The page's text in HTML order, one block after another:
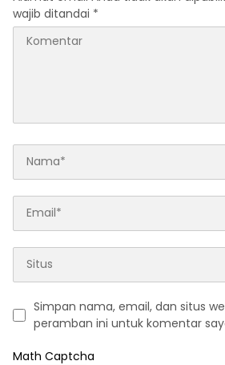
wajib ditandai *
Simpan nama, email, dan situs
peramban ini untuk komentar
Math Captcha